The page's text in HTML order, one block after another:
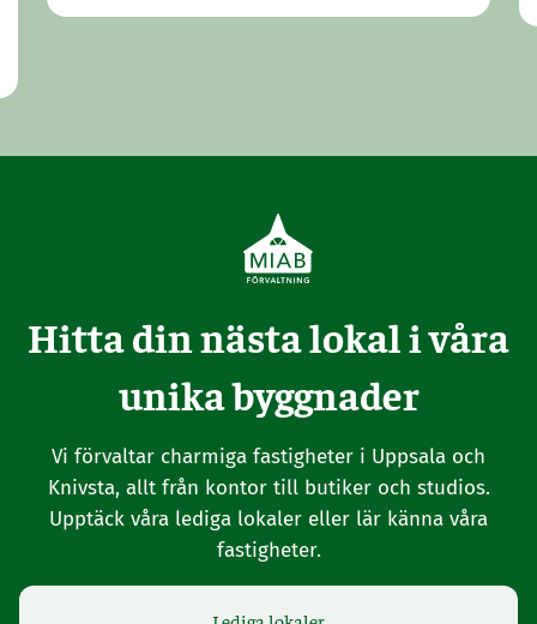
Hitta din nästa lokal i våra
unika byggnader
Vi förvaltar charmiga fastigheter i Uppsala och
Knivsta, allt från kontor till butiker och studios.
Upptäck våra lediga lokaler eller lär känna våra
fastigheter.